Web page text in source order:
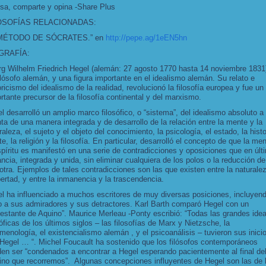
comparte y opina -Share Plus
RELACIONADAS:
DE SÓCRATES.” en http://pepe.ag/1eEN5hn
Wilhelm Friedrich Hegel (alemán: 27 agosto 1770 hasta 14 noviembre
alemán, y una figura importante en el idealismo alemán. Su relato e
del idealismo de la realidad, revolucionó la filosofía europea y fue un
precursor de la filosofía continental y del marxismo.
desarrolló un amplio marco filosófico, o “sistema”, del idealismo absoluto a
de una manera integrada y de desarrollo de la relación entre la mente y la
el sujeto y el objeto del conocimiento, la psicología, el estado, la
la religión y la filosofía. En particular, desarrolló el concepto de que la
es manifestó en una serie de contradicciones y oposiciones que en
integrada y unida, sin eliminar cualquiera de los polos o la reducción
Ejemplos de tales contradicciones son las que existen entre la
y entre la inmanencia y la trascendencia.
ha influenciado a muchos escritores de muy diversas posiciones,
a sus admiradores y sus detractores. Karl Barth comparó Hegel con un
de Aquino”. Maurice Merleau -Ponty escribió: “Todas las grandes
de los últimos siglos – las filosofías de Marx y Nietzsche, la
el existencialismo alemán , y el psicoanálisis – tuvieron sus
… “. Michel Foucault ha sostenido que los filósofos contemporáneos
ser “condenados a encontrar a Hegel esperando pacientemente al final del
que recorremos”. Algunas concepciones influyentes de Hegel son las de